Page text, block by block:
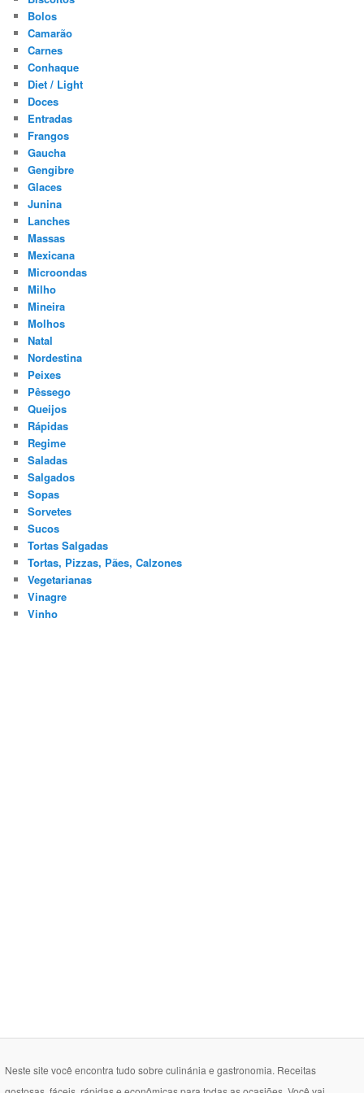
Bolos
Camarão
Carnes
Conhaque
Diet / Light
Doces
Entradas
Frangos
Gaucha
Gengibre
Glaces
Junina
Lanches
Massas
Mexicana
Microondas
Milho
Mineira
Molhos
Natal
Nordestina
Peixes
Pêssego
Queijos
Rápidas
Regime
Saladas
Salgados
Sopas
Sorvetes
Sucos
Tortas Salgadas
Tortas, Pizzas, Pães, Calzones
Vegetarianas
Vinagre
Vinho
Neste site você encontra tudo sobre culinánia e gastronomia. Receitas